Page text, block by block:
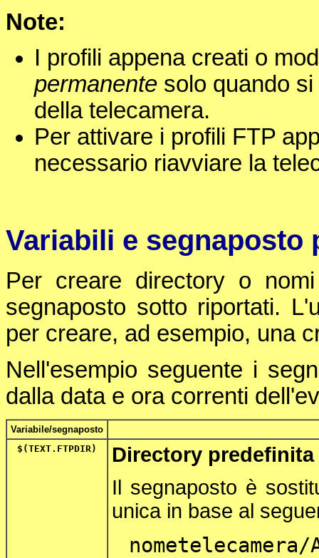
Note:
I profili appena creati o
permanente solo quando
della telecamera.
Per attivare i profili FTP
necessario riavviare la
Variabili e
Per creare directory o
segnaposto sotto riportati.
per creare, ad esempio, una
Nell'esempio seguente i
dalla data e ora correnti
Variabile/segnaposto
$(TEXT.FTPDIR)
Directory predefinita
Il segnaposto è
unica in base al
nometelecamera/